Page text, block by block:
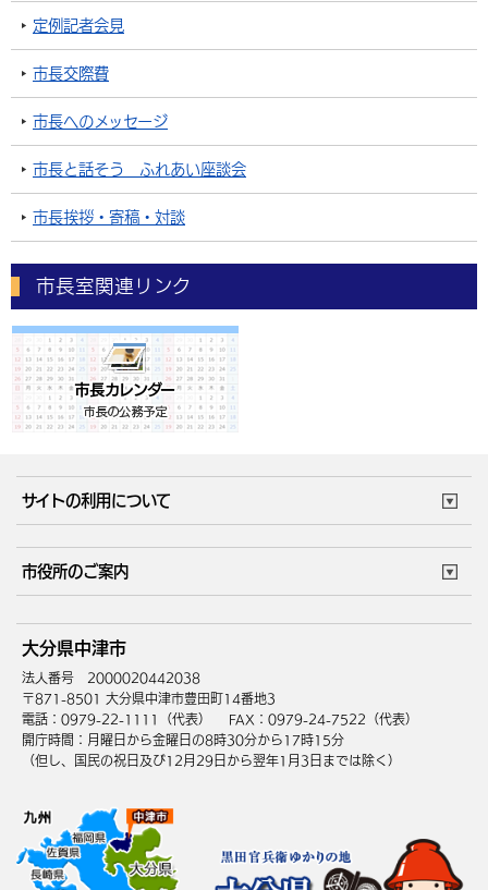
定例記者会見
市長交際費
市長へのメッセージ
市長と話そう ふれあい座談会
市長挨拶・寄稿・対談
市長室関連リンク
サイトの利用について
サイトマップ
市役所のご案内
庁舎地図 組織案内
中津市へのアクセス
大分県中津市
法人番号 2000020442038
〒871-8501 大分県中津市豊田町14番地3
電話：0979-22-1111（代表）
FAX：0979-24-7522（代表）
開庁時間：月曜日から金曜日の8時30分から17時15分
（但し、国民の祝日及び12月29日から翌年1月3日までは除く）